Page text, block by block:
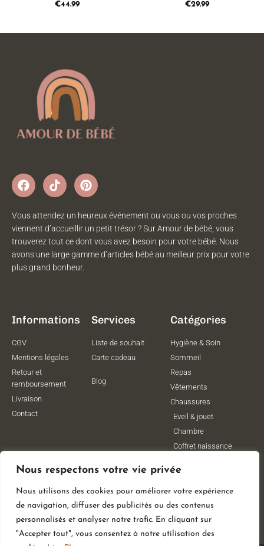
Nous respectons votre vie privée
Nous utilisons des cookies pour améliorer votre expérience
de navigation, diffuser des publicités ou des contenus
personnalisés et analyser notre trafic. En cliquant sur
"Accepter tout", vous consentez à notre utilisation des
€44.99
€29.99
Vous attendez un heureux événement ou vous ou vos proches
viennent d’accueillir un petit trésor ? Sur Amour de bébé, vous
trouverez tout ce dont vous avez besoin pour votre bébé. Nous
avons une large gamme d’articles bébé au meilleur prix pour votre
plus grand bonheur.
Informations
CGV
Mentions légales
Retour et
remboursement
Livraison
Contact
Services
Liste de souhait
Carte cadeau
Blog
Catégories
Hygiène & Soin
Sommeil
Repas
Vêtements
Chaussures
Eveil & jouet
Chambre
Coffret naissance
Vêtements de
grossesse
Lithothérapie
Poussettes